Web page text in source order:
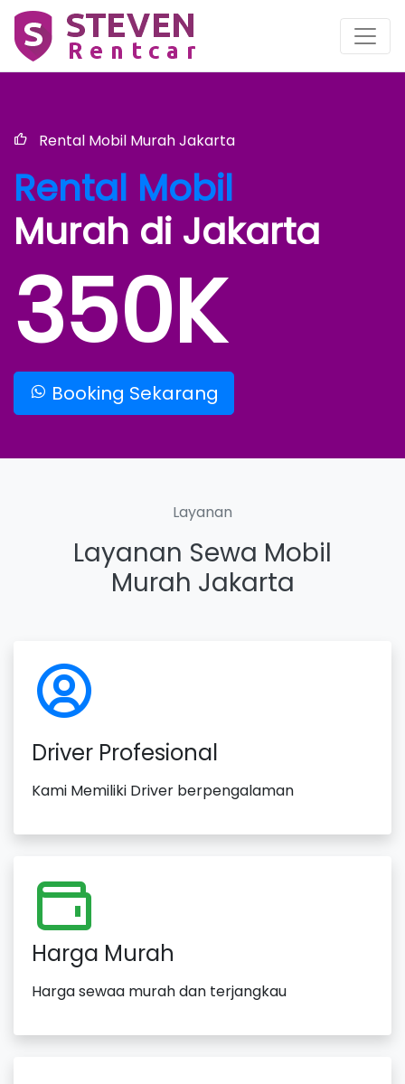
Rental Mobil Murah Jakarta
Rental Mobil
Murah di Jakarta
350K
Booking Sekarang
Layanan
Layanan Sewa Mobil
Murah Jakarta
Driver Profesional
Kami Memiliki Driver berpengalaman
Harga Murah
Harga sewaa murah dan terjangkau